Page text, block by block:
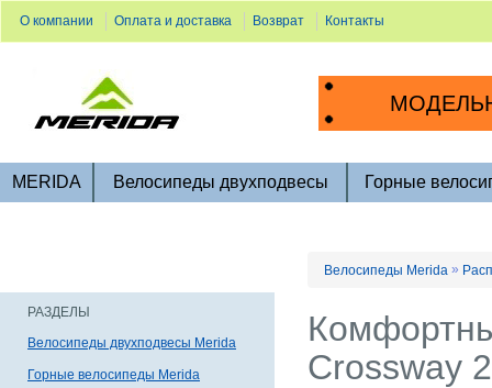
О компании Оплата и доставка Возврат Контакты
MERIDA Велосипеды двухподвесы Горные
РАЗДЕЛЫ
Велосипеды двухподвесы Merida
Горные велосипеды Merida
Велосипеды Merida »
Crossway